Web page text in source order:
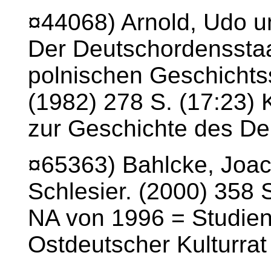
¤44068) Arnold, Udo
Der
polnischen
(1982) 278 S. (17:23)
zur Geschichte des
¤65363) Bahlcke,
Schlesier. (2000) 358
NA von 1996 =
Ostdeutscher